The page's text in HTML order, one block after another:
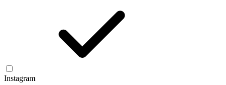
Instagram